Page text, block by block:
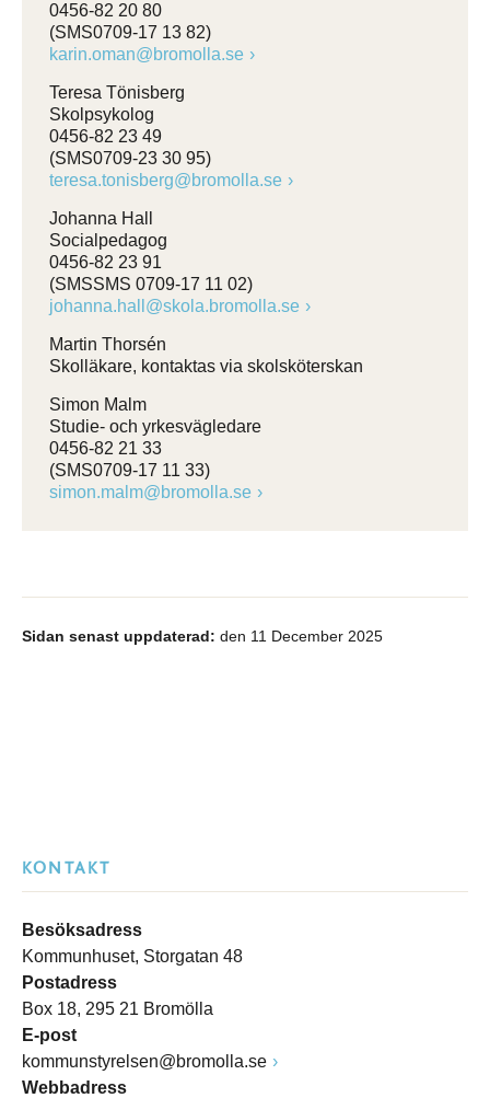
0456-82 20 80
(SMS0709-17 13 82)
karin.oman@bromolla.se
Teresa Tönisberg
Skolpsykolog
0456-82 23 49
(SMS0709-23 30 95)
teresa.tonisberg@bromolla.se
Johanna Hall
Socialpedagog
0456-82 23 91
(SMSSMS 0709-17 11 02)
johanna.hall@skola.bromolla.se
Martin Thorsén
Skolläkare, kontaktas via skolsköterskan
Simon Malm
Studie- och yrkesvägledare
0456-82 21 33
(SMS0709-17 11 33)
simon.malm@bromolla.se
Sidan senast uppdaterad: den 11 December 2025
KONTAKT
Besöksadress
Kommunhuset, Storgatan 48
Postadress
Box 18, 295 21 Bromölla
E-post
kommunstyrelsen@bromolla.se
Webbadress